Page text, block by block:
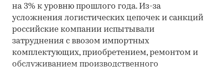
на 3% к уровню прошлого года. Из-за
усложнения логистических цепочек и санкций
российские компании испытывали
затруднения с ввозом импортных
комплектующих, приобретением, ремонтом и
обслуживанием производственного